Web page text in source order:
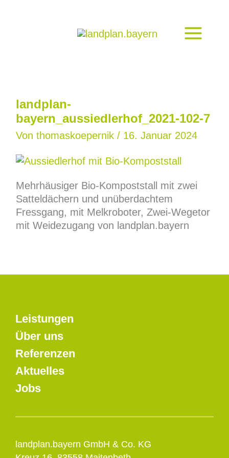
landplan-
bayern_aussiedlerhof_2021-102-7
Von thomaskoepernik / 16. Januar 2024
Mehrhäusiger Bio-Kompoststall mit zwei
Satteldächern und unüberdachtem
Fressgang, mit Melkroboter, Zwei-Wegetor
mit Weidezugang von landplan.bayern
landplan.bayern GmbH & Co. KG
Leistungen
Über uns
Referenzen
Aktuelles
Jobs